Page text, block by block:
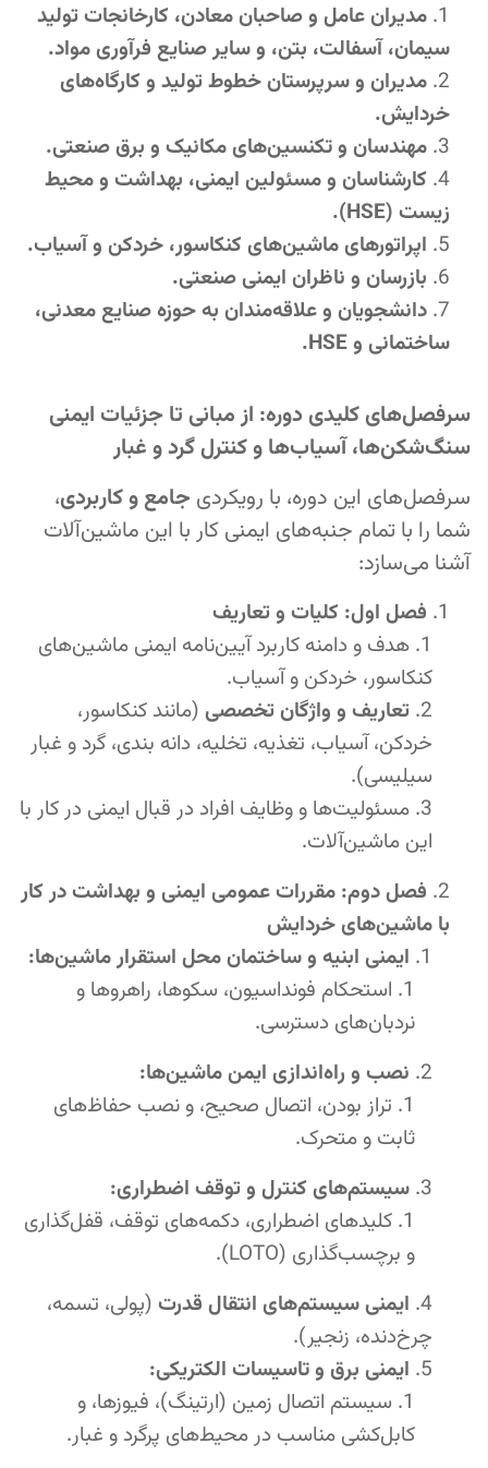
مدیران عامل و صاحبان معادن، کارخانجات تولید
سیمان، آسفالت، بتن، و سایر صنایع فرآوری مواد.
مدیران و سرپرستان خطوط تولید و کارگاه‌های
خردایش.
مهندسان و تکنسین‌های مکانیک و برق صنعتی.
کارشناسان و مسئولین ایمنی، بهداشت و محیط
زیست (HSE).
اپراتورهای ماشین‌های کنکاسور، خردکن و آسیاب.
بازرسان و ناظران ایمنی صنعتی.
دانشجویان و علاقه‌مندان به حوزه صنایع معدنی،
ساختمانی و HSE.
سرفصل‌های کلیدی دوره: از مبانی تا جزئیات ایمنی
سنگ‌شکن‌ها، آسیاب‌ها و کنترل گرد و غبار
سرفصل‌های این دوره، با رویکردی جامع و کاربردی،
شما را با تمام جنبه‌های ایمنی کار با این ماشین‌آلات
آشنا می‌سازد:
فصل اول: کلیات و تعاریف
هدف و دامنه کاربرد آیین‌نامه ایمنی ماشین‌های
کنکاسور، خردکن و آسیاب.
تعاریف و واژگان تخصصی (مانند کنکاسور،
خردکن، آسیاب، تغذیه، تخلیه، دانه بندی، گرد و غبار
سیلیسی).
مسئولیت‌ها و وظایف افراد در قبال ایمنی در کار با
این ماشین‌آلات.
فصل دوم: مقررات عمومی ایمنی و بهداشت در کار
با ماشین‌های خردایش
ایمنی ابنیه و ساختمان محل استقرار ماشین‌ها:
استحکام فونداسیون، سکوها، راهروها و
نردبان‌های دسترسی.
نصب و راه‌اندازی ایمن ماشین‌ها:
تراز بودن، اتصال صحیح، و نصب حفاظ‌های
ثابت و متحرک.
سیستم‌های کنترل و توقف اضطراری:
کلیدهای اضطراری، دکمه‌های توقف، قفل‌گذاری
و برچسب‌گذاری (LOTO).
ایمنی سیستم‌های انتقال قدرت (پولی، تسمه،
چرخ‌دنده، زنجیر).
ایمنی برق و تاسیسات الکتریکی:
سیستم اتصال زمین (ارتینگ)، فیوزها، و
کابل‌کشی مناسب در محیط‌های پرگرد و غبار.